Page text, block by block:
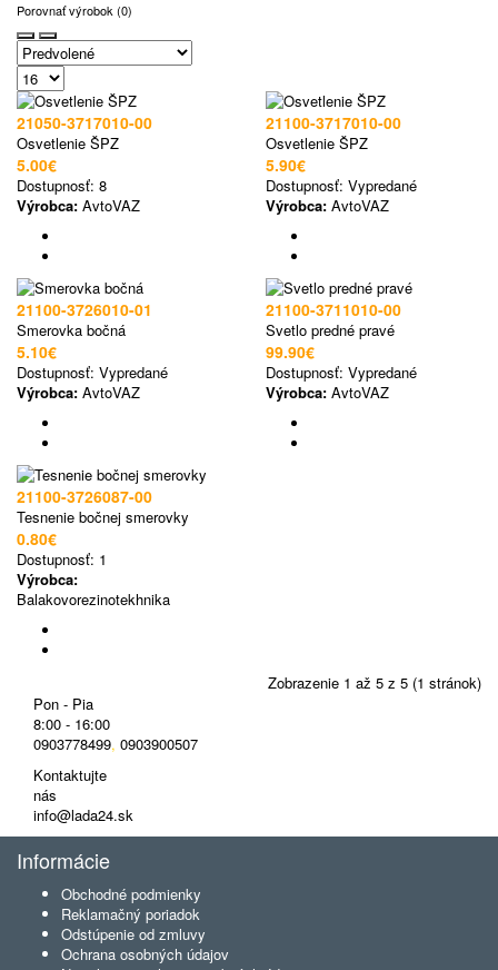
Porovnať výrobok (0)
21050-3717010-00
Osvetlenie ŠPZ
5.00€
Dostupnosť: 8
Výrobca: AvtoVAZ
21100-3717010-00
Osvetlenie ŠPZ
5.90€
Dostupnosť: Vypredané
Výrobca: AvtoVAZ
21100-3726010-01
Smerovka bočná
5.10€
Dostupnosť: Vypredané
Výrobca: AvtoVAZ
21100-3711010-00
Svetlo predné pravé
99.90€
Dostupnosť: Vypredané
Výrobca: AvtoVAZ
21100-3726087-00
Tesnenie bočnej smerovky
0.80€
Dostupnosť: 1
Výrobca:
Balakovorezinotekhnika
Zobrazenie 1 až 5 z 5 (1 stránok)
Pon - Pia
8:00 - 16:00
0903778499, 0903900507
Kontaktujte
nás
info@lada24.sk
Informácie
Obchodné podmienky
Reklamačný poriadok
Odstúpenie od zmluvy
Ochrana osobných údajov